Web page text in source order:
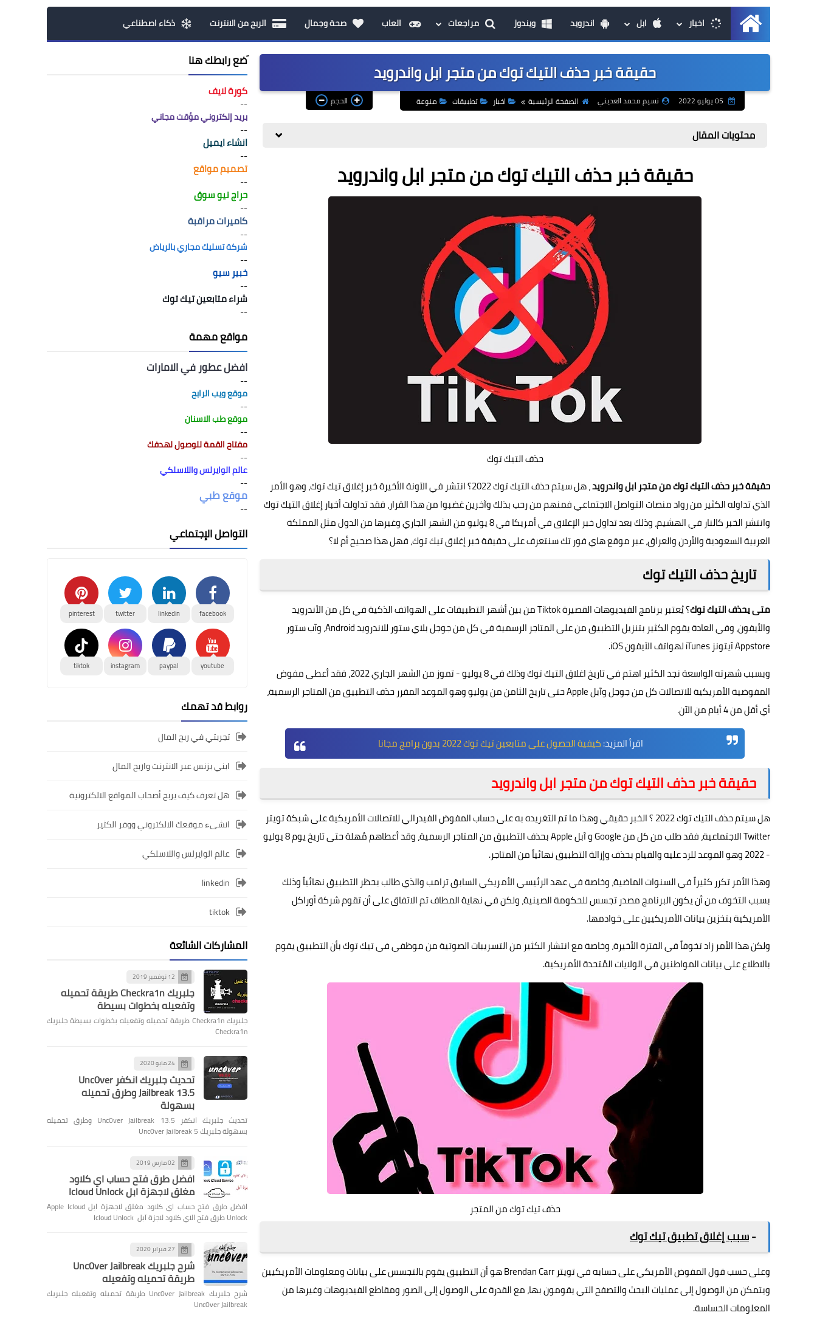
الرئيسيةاخبار ابل اندرويد ويندوز مراجعات العاب صحة وجمال الربح من الانترنت ذكاء اصطناعي
حقيقة خبر حذف التيك توك من متجر ابل واندرويد
نسيم محمد العديني الصفحة الرئيسية اخبار تطبيقات منوعة الحجم
محتويات المقال
حقيقة خبر حذف التيك توك من متجر ابل واندرويد
حذف التيك توك
حقيقة خبر حذف التيك توك من متجر ابل واندرويد
، هل سيتم حذف التيك توك 2022؟ انتشر في الآونة الأخيرة خبر إغلاق تيك توك، وهو الأمر
الذي تداوله الكثير من رواد منصات التواصل الاجتماعي فمنهم من رحب بذلك وآخرين غضبوا من هذا القرار، فقد تداولت أخبار إغلاق التيك توك
وانتشر الخبر كالنار في الهشيم، وذلك بعد تداول خبر الإغلاق في أمريكا في 8 يوليو من الشهر الجاري وغيرها من الدول مثل المملكة
العربية السعودية والأردن والعراق، عبر موقع هاي فور تكسنتعرف على حقيقة خبر إغلاق تيك توك، فهل هذا صحيح أم لا؟
تاريخ حذف التيك توك
متى يحذف التيك توك
؟ يُعتبر برنامج الفيديوهات القصيرة Tiktok من بين أشهر التطبيقات على الهواتف الذكية في كل من الأندرويد
والأيفون، وفي العادة يقوم الكثير بتنزيل التطبيق من على المتاجر الرسمية في كل من جوجل بلاي ستور للاندرويد Android، وآب ستور
Appstore آيتونز iTunes لهواتف الآيفون iOS.
وبسبب شهرته الواسعة نجد الكثير اهتم في تاريخ اغلاق التيك توك وذلك في 8 يوليو - تموز من الشهر الجاري 2022، فقد أعطى مفوض
المفوضية الأمريكية للاتصالات كل من جوجل وآبل Apple حتى تاريخ الثامن من يوليو وهو الموعد المقرر حذف التطبيق من المتاجر الرسمية،
أي أقل من 4 أيام من الآن.
اقرأ المزيد:كيفية الحصول على متابعين تيك توك 2022 بدون برامج مجانا
حقيقة خبر حذف التيك توك من متجر ابل واندرويد
هل سيتم حذف التيك توك 2022 ؟ الخبر حقيقي وهذا ما تم التغريده به على حساب المفوض الفيدرالي للاتصالات الأمريكية على شبكة تويتر
Twitter الاجتماعية، فقد طلب من كل من Google و آبل Apple بحذف التطبيق من المتاجر الرسمية، وقد أعطاهم مُهلة حتى تاريخ يوم 8 يوليو
- 2022 وهو الموعد للرد عليه والقيام بحذف وإزالة التطبيق نهائياً من المتاجر.
وهذا الأمر تكرر كثيراً في السنوات الماضية، وخاصة في عهد الرئيسي الأمريكي السابق ترامب والذي طالب بحظر التطبيق نهائياً وذلك
بسبب التخوف من أن يكون البرنامج مصدر تجسس للحكومة الصينية، ولكن في نهاية المطاف تم الاتفاق على أن تقوم شركة أوراكل
الأمريكية بتخزين بيانات الأمريكيين على خوادمها.
ولكن هذا الأمر زاد تخوفاً في الفترة الأخيرة، وخاصة مع انتشار الكثير من التسريبات الصوتية من موظفي في تيك توك بأن التطبيق يقوم
بالاطلاع على بيانات المواطنين في الولايات المُتحدة الأمريكية.
حذف تيك توك من المتجر
-سبب إغلاق تطبيق تيك توك
وعلى حسب قول المفوض الأمريكي على حسابه فيتويتر Brendan Carr
هو أن التطبيق يقوم بالتجسس على بيانات ومعلومات الأمريكيين
ويتمكن من الوصول إلى عمليات البحث والتصفح التي يقومون بها، مع القدرة على الوصول إلى الصور ومقاطع الفيديوهات وغيرها من
المعلومات الحساسة.
َضع رابطك هنا
كورة لايف
--
بريد إلكتروني مؤقت مجاني
--
انشاء ايميل
--
تصميم مواقع
--
حراج نيو سوق
--
كاميرات مراقبة
--
شركة تسليك مجاري بالرياض
--
خبير سيو
--
شراء متابعين تيك توك
--
مواقع مهمة
افضل عطور في الامارات
--
موقع ويب الرابح
--
موقع طب الاسنان
--
مفتاح القمة للوصول لهدفك
--
عالم الوايرلس واللاسلكي
--
موقع طبي
--
التواصل الإجتماعي
facebook
linkedin
twitter
pinterest
youtube
paypal
instagram
tiktok
روابط قد تهمك
تجربتي في ربح المال
ابني بزنس عبر الانترنت واربح المال
هل تعرف كيف يربح أصحاب المواقع الالكترونية
انشىء موقعك الالكتروني ووفر الكثير
عالم الوايرلس واللاسلكي
linkedin
tiktok
المشاركات الشائعة
12 نوفمبر 2019
جلبريك Checkra1n طريقة تحميله
وتفعيله بخطوات بسيطة
جلبريك Checkra1n طريقة تحميله وتفعيله بخطوات بسيطة جلبريك
Checkra1n
24 مايو 2020
تحديث جلبريك انكفر Unc0ver
Jailbreak 13.5 وطرق تحميله
بسهولة
تحديث جلبريك انكفر Unc0ver Jailbreak 13.5 وطرق تحميله
بسهولة جلبريك Unc0ver Jailbreak 5
02 مارس 2019
افضل طرق فتح حساب اي كلاود
مغلق لاجهزة ابل Icloud Unlock
افضل طرق فتح حساب اي كلاود مغلق لاجهزة ابل Apple Icloud
Unlock طرق فتح الاي كلاود لاجزة آبل Icloud Unlock
27 فبراير 2020
شرح جلبريك Unc0ver Jailbreak
طريقة تحميله وتفعيله
شرح جلبريك Unc0ver Jailbreak طريقة تحميله وتفعيله جلبريك
Unc0ver Jailbreak